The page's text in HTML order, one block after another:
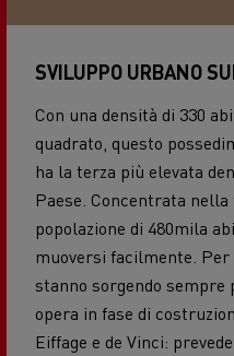
SVILUPPO URBANO
Con una densità di 330
quadrato, questo
ha la terza più elevata
Paese. Concentrata
popolazione di 480mila
muoversi facilmente. Per
stanno sorgendo
opera in fase di
Eiffage e de Vinci: